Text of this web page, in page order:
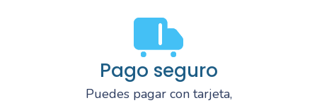
Pago seguro
Puedes pagar con tarjeta,